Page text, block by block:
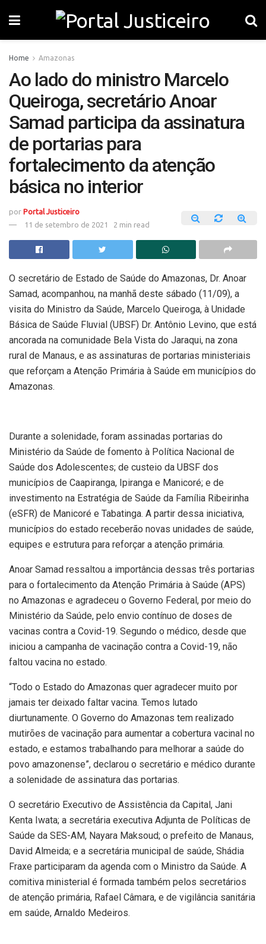
Home Amazonas
Ao lado do ministro Marcelo
Queiroga, secretário Anoar
Samad participa da assinatura
de portarias para
fortalecimento da atenção
básica no interior
por Portal Justiceiro
11 de setembro de 2021
2 min read
O secretário de Estado de Saúde do Amazonas, Dr. Anoar
Samad, acompanhou, na manhã deste sábado (11/09), a
visita do Ministro da Saúde, Marcelo Queiroga, à Unidade
Básica de Saúde Fluvial (UBSF) Dr. Antônio Levino, que está
ancorada na comunidade Bela Vista do Jaraqui, na zona
rural de Manaus, e as assinaturas de portarias ministeriais
que reforçam a Atenção Primária à Saúde em municípios do
Amazonas.
Durante a solenidade, foram assinadas portarias do
Ministério da Saúde de fomento à Política Nacional de
Saúde dos Adolescentes; de custeio da UBSF dos
municípios de Caapiranga, Ipiranga e Manicoré; e de
investimento na Estratégia de Saúde da Família Ribeirinha
(eSFR) de Manicoré e Tabatinga. A partir dessa iniciativa,
municípios do estado receberão novas unidades de saúde,
equipes e estrutura para reforçar a atenção primária.
Anoar Samad ressaltou a importância dessas três portarias
para o fortalecimento da Atenção Primária à Saúde (APS)
no Amazonas e agradeceu o Governo Federal, por meio do
Ministério da Saúde, pelo envio contínuo de doses de
vacinas contra a Covid-19. Segundo o médico, desde que
iniciou a campanha de vacinação contra a Covid-19, não
faltou vacina no estado.
“Todo o Estado do Amazonas quer agradecer muito por
jamais ter deixado faltar vacina. Temos lutado
diurtunamente. O Governo do Amazonas tem realizado
mutirões de vacinação para aumentar a cobertura vacinal no
estado, e estamos trabalhando para melhorar a saúde do
povo amazonense”, declarou o secretário e médico durante
a solenidade de assinatura das portarias.
O secretário Executivo de Assistência da Capital, Jani
Kenta Iwata; a secretária executiva Adjunta de Políticas de
Saúde da SES-AM, Nayara Maksoud; o prefeito de Manaus,
David Almeida; e a secretária municipal de saúde, Shádia
Fraxe participaram da agenda com o Ministro da Saúde. A
comitiva ministerial é formada também pelos secretários
de atenção primária, Rafael Câmara, e de vigilância sanitária
em saúde, Arnaldo Medeiros.